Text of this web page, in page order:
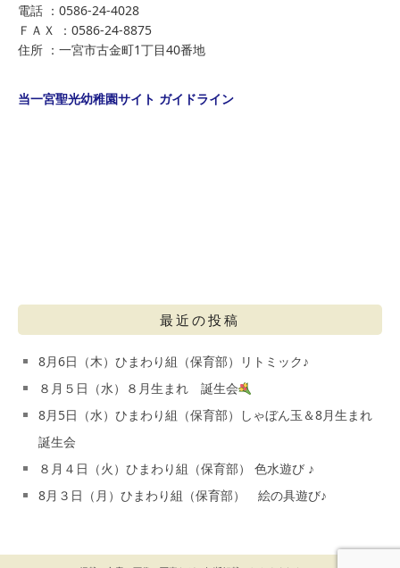
電話 ：0586-24-4028
ＦＡＸ ：0586-24-8875
住所 ：一宮市古金町1丁目40番地
当一宮聖光幼稚園サイト ガイドライン
最近の投稿
8月6日（木）ひまわり組（保育部）リトミック♪
８月５日（水）８月生まれ 誕生会
8月5日（水）ひまわり組（保育部）しゃぼん玉＆8月生まれ
誕生会
８月４日（火）ひまわり組（保育部） 色水遊び ♪
8月３日（月）ひまわり組（保育部） 絵の具遊び♪